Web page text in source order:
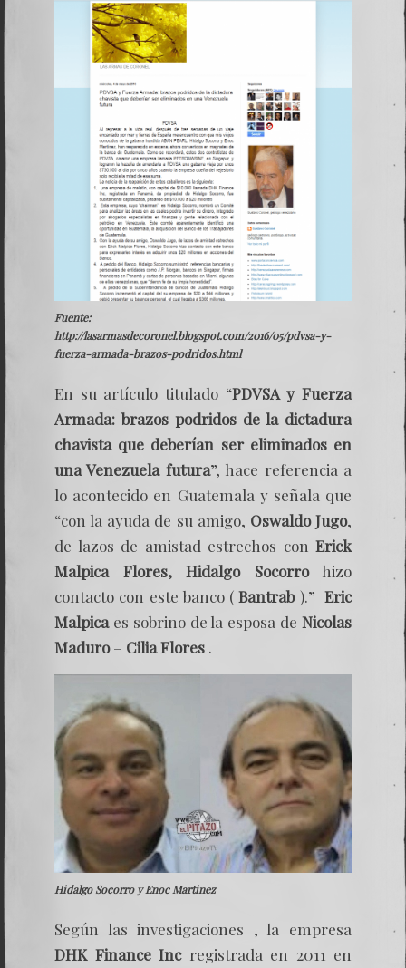
Fuente:
http://lasarmasdecoronel.blogspot.com/2016/05/pdvsa-y-
fuerza-armada-brazos-podridos.html
En su artículo titulado “PDVSA y Fuerza
Armada: brazos podridos de la dictadura
chavista que deberían ser eliminados en
una Venezuela futura”, hace referencia a
lo acontecido en Guatemala y señala que
“con la ayuda de su amigo, Oswaldo Jugo,
de lazos de amistad estrechos con Erick
Malpica Flores,
Hidalgo Socorrohizo
contacto con este banco (Bantrab).” Eric
Malpicaes sobrino de la esposa de Nicolas
Maduro– Cilia Flores .
Hidalgo Socorro y Enoc Martinez
Según las investigaciones , la empresa
DHK Finance Incregistrada en 2011 en